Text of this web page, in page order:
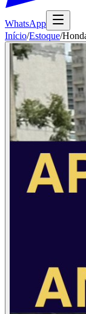
WhatsApp
Início/Estoque/